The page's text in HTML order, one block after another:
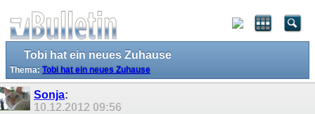
Tobi hat ein neues Zuhause
Thema: Tobi hat ein neues Zuhause
Sonja:
10.12.2012 09:56